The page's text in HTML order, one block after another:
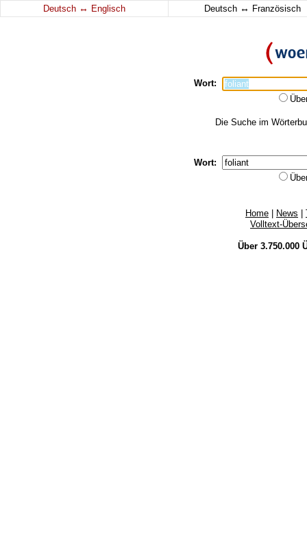
Deutsch ↔ Englisch Deutsch ↔ Französisch
Wort:
Die Suche im
Wort:
Home News
Volltext-
Über 3.750.000